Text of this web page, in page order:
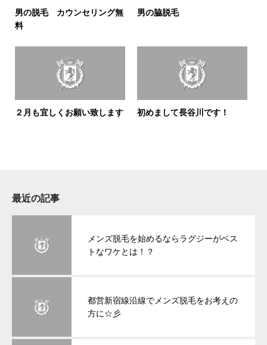
男の脱毛 カウンセリング無
料
男の脇脱毛
２月も宜しくお願い致します 初めまして長谷川です！
最近の記事
メンズ脱毛を始めるならラグジーがベス
トなワケとは！？
都営新宿線沿線でメンズ脱毛をお考えの
方に☆彡